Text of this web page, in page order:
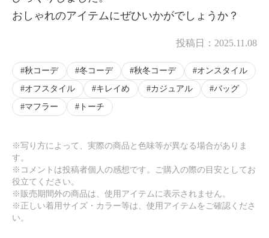
おしゃれのアイテムにぜひいかがでしょうか？
投稿日： 2025.11.08
秋コーデ 冬コーデ 秋冬コーデ
オンスタイル
オフスタイル
キレイめ カジュアル
バッグ
マフラー
トーチ
※写り方によって、実際の商品と色味等が異なる場合がありま
す。
※コメントは投稿者個人の感想です。ご購入の際の目安としてお
役立てください。
※販売期間外の商品は、使用アイテムに表示されません。
※正しい着用サイズ・カラー等は、使用アイテムをご確認くださ
い。